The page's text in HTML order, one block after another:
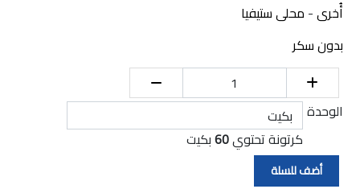
أُخرى- محلى ستيفيا
بدون سكر
الوحدة
كرتونة تحتوي60بكيت